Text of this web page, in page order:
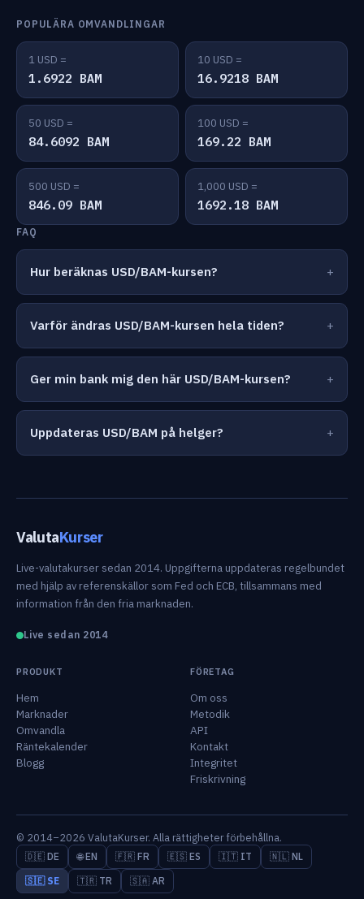
POPULÄRA OMVANDLINGAR
1 USD =
1.6922 BAM
10 USD =
16.9218 BAM
50 USD =
84.6092 BAM
100 USD =
169.22 BAM
500 USD =
846.09 BAM
1,000 USD =
1692.18 BAM
FAQ
Hur beräknas USD/BAM-kursen?
Varför ändras USD/BAM-kursen hela tiden?
Ger min bank mig den här USD/BAM-kursen?
Uppdateras USD/BAM på helger?
ValutaKurser
Live-valutakurser sedan 2014. Uppgifterna uppdateras regelbundet
med hjälp av referenskällor som Fed och ECB, tillsammans med
information från den fria marknaden.
Live sedan 2014
PRODUKT
Hem
Marknader
Omvandla
Räntekalender
Blogg
FÖRETAG
Om oss
Metodik
API
Kontakt
Integritet
Friskrivning
© 2014–2026 ValutaKurser. Alla rättigheter förbehållna.
🇩🇪 DE 🌐 EN 🇫🇷 FR 🇪🇸 ES 🇮🇹 IT
🇳🇱 NL
🇸🇪 SE
🇹🇷 TR 🇸🇦 AR